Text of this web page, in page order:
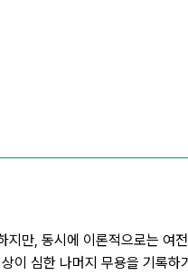
만, 동시에 이론적으로는 여
이 심한 나머지 무용을 기록